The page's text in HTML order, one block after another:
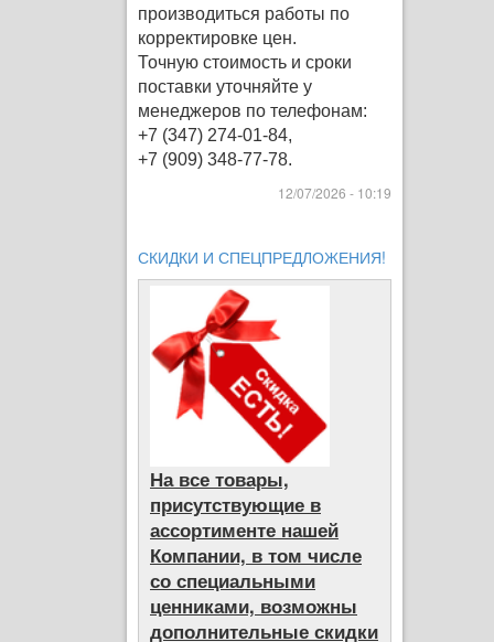
производиться работы по
корректировке цен.
Точную стоимость и сроки
поставки уточняйте у
менеджеров по телефонам:
+7 (347) 274-01-84,
+7 (909) 348-77-78.
12/07/2026 - 10:19
СКИДКИ И СПЕЦПРЕДЛОЖЕНИЯ!
На все товары,
присутствующие в
ассортименте нашей
Компании, в том числе
со специальными
ценниками, возможны
дополнительные скидки